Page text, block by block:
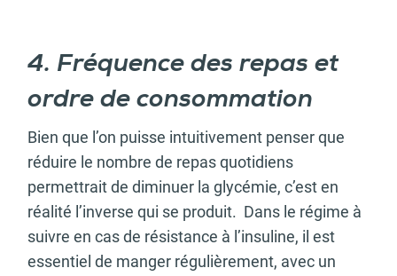
4. Fréquence des repas et
ordre de consommation
Bien que l’on puisse intuitivement penser que
réduire le nombre de repas quotidiens
permettrait de diminuer la glycémie, c’est en
réalité l’inverse qui se produit. Dans le régime à
suivre en cas de résistance à l’insuline, il est
essentiel de manger régulièrement, avec un